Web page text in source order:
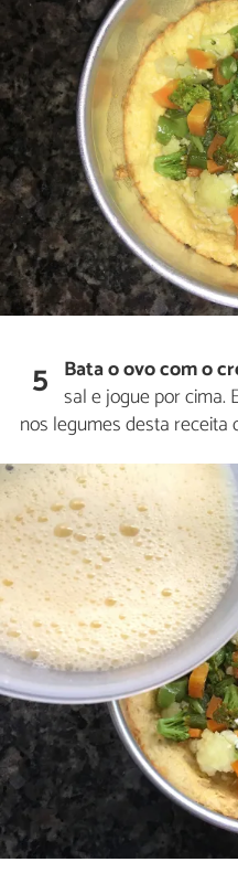
5 Bata o ovo com o
sal e jogue por cima.
nos legumes desta receita